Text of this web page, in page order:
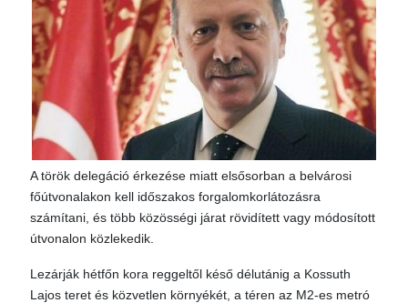
A török delegáció érkezése miatt elsősorban a belvárosi
főútvonalakon kell időszakos forgalomkorlátozásra
számítani, és több közösségi járat rövidített vagy módosított
útvonalon közlekedik.
Lezárják hétfőn kora reggeltől késő délutánig a Kossuth
Lajos teret és közvetlen környékét, a téren az M2-es metró